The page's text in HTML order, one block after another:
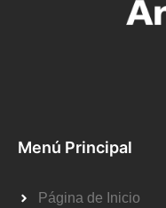
Menú Principal
Página de Inicio